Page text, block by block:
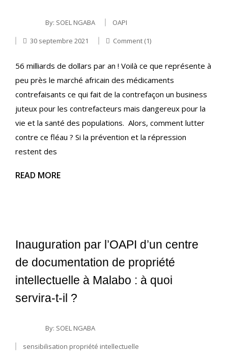
By: SOEL NGABA
OAPI
30 septembre 2021
Comment (1)
56 milliards de dollars par an ! Voilà ce que représente à
peu près le marché africain des médicaments
contrefaisants ce qui fait de la contrefaçon un business
juteux pour les contrefacteurs mais dangereux pour la
vie et la santé des populations. Alors, comment lutter
contre ce fléau ? Si la prévention et la répression
restent des
READ MORE
Inauguration par l’OAPI d’un centre
de documentation de propriété
intellectuelle à Malabo : à quoi
servira-t-il ?
By: SOEL NGABA
sensibilisation propriété intellectuelle